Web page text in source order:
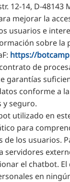
12-14, D-48143
mejorar la
usuarios e
sobre la
https://
de
garantías
conforme a
y seguro.
utilizado en
para
de los usuarios.
servidores
el chatbot.
en